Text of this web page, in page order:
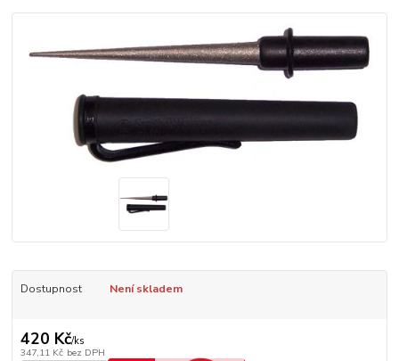
Dostupnost Není skladem
420 Kč/ks
347,11 Kč bez DPH